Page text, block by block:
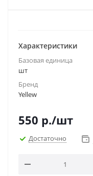
Характеристики
Базовая единица
шт
Бренд
Yellew
550 р./шт
Достаточно